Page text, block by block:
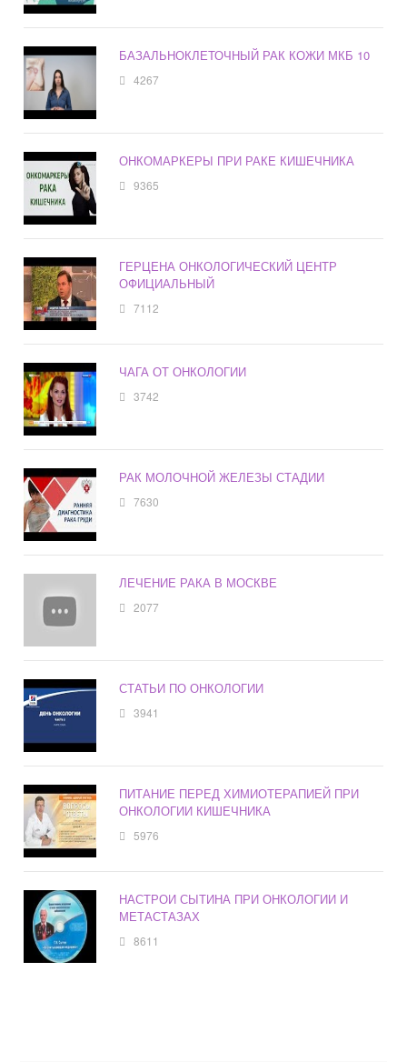
БАЗАЛЬНОКЛЕТОЧНЫЙ РАК КОЖИ МКБ 10
4267
ОНКОМАРКЕРЫ ПРИ РАКЕ КИШЕЧНИКА
9365
ГЕРЦЕНА ОНКОЛОГИЧЕСКИЙ ЦЕНТР
ОФИЦИАЛЬНЫЙ
7112
ЧАГА ОТ ОНКОЛОГИИ
3742
РАК МОЛОЧНОЙ ЖЕЛЕЗЫ СТАДИИ
7630
ЛЕЧЕНИЕ РАКА В МОСКВЕ
2077
СТАТЬИ ПО ОНКОЛОГИИ
3941
ПИТАНИЕ ПЕРЕД ХИМИОТЕРАПИЕЙ ПРИ
ОНКОЛОГИИ КИШЕЧНИКА
5976
НАСТРОИ СЫТИНА ПРИ ОНКОЛОГИИ И
МЕТАСТАЗАХ
8611